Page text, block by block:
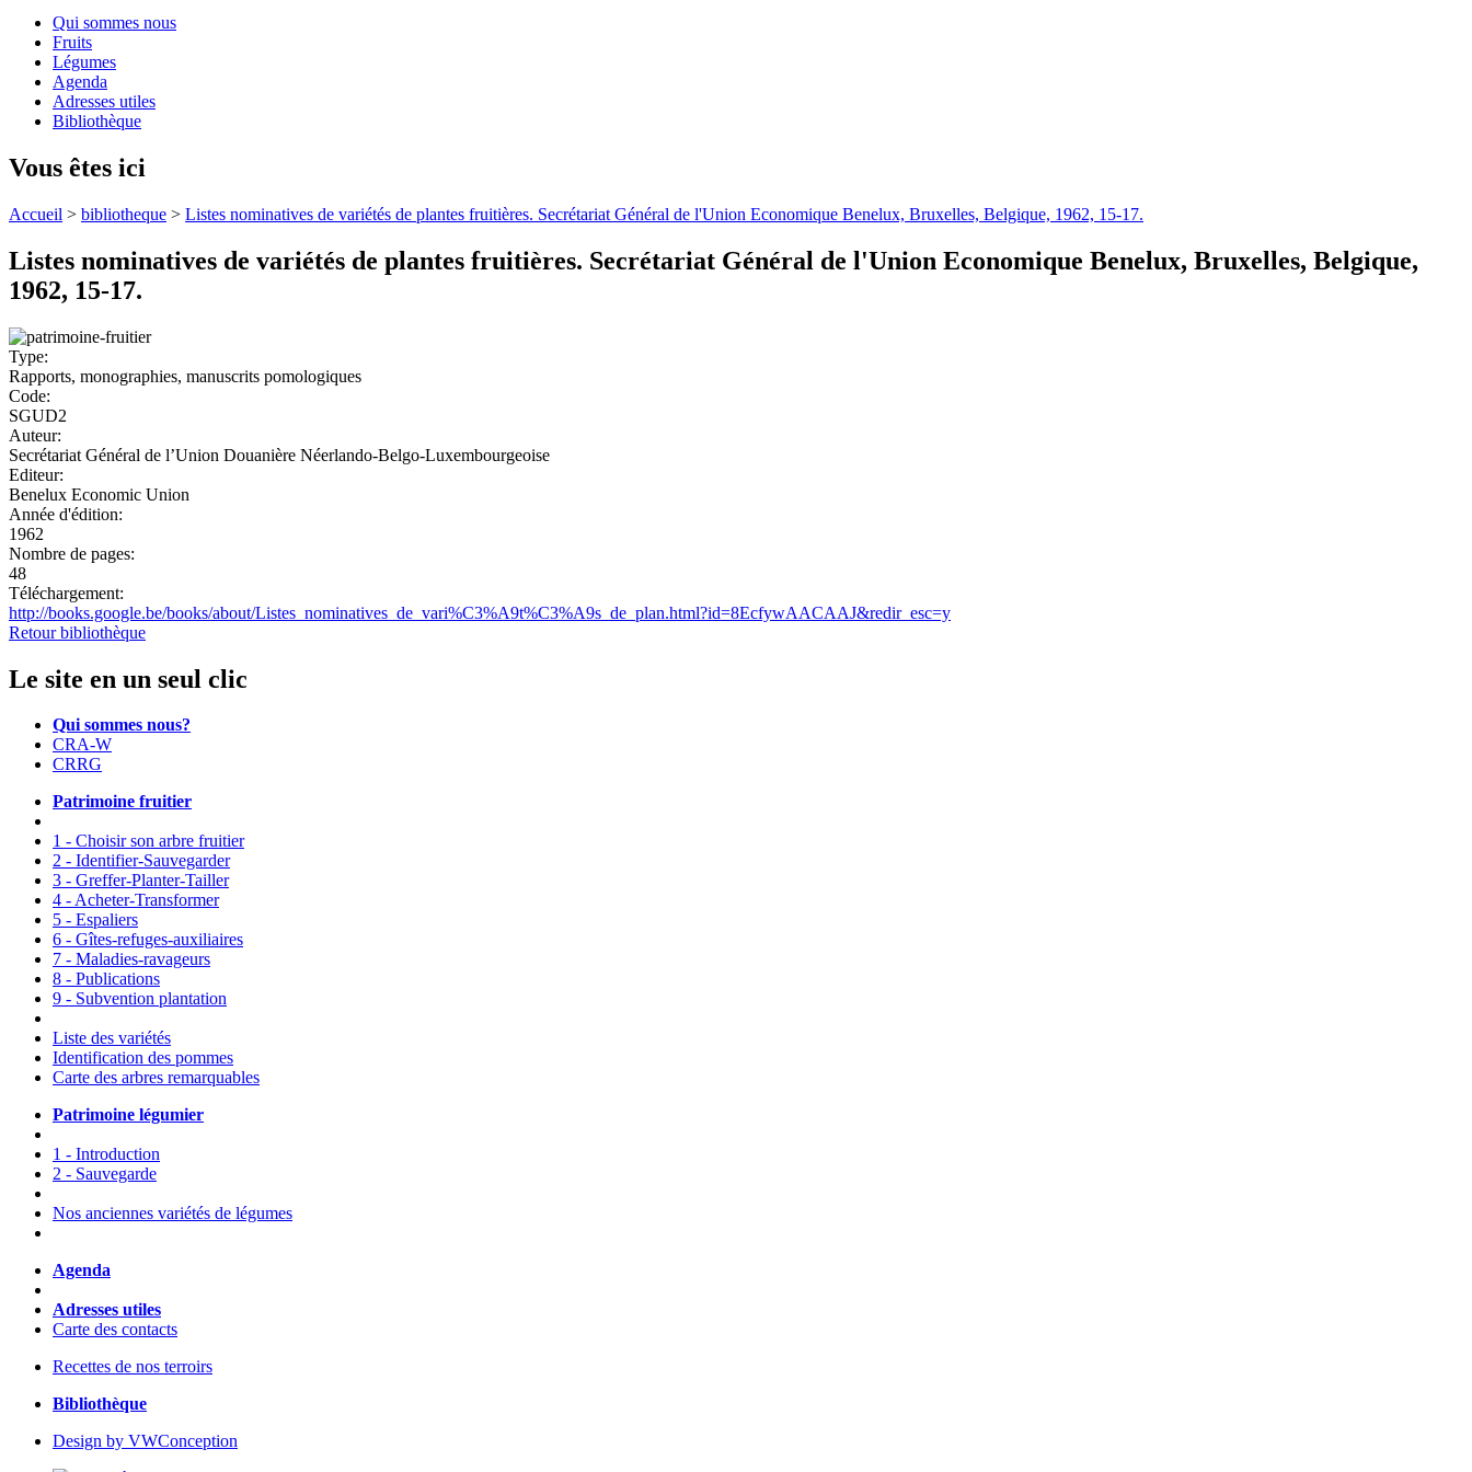
Qui sommes nous
Fruits
Légumes
Agenda
Adresses utiles
Bibliothèque
Vous êtes ici
Accueil > bibliotheque > Listes nominatives de variétés de plantes fruitières. Secrétariat Général de l'Union Economique Benelux, Bruxelles, Belgique, 1962, 15-17.
Listes nominatives de variétés de plantes fruitières. Secrétariat Général de l'Union Economique Benelux, Bruxelles, Belgique,
1962, 15-17.
Type:
Rapports, monographies, manuscrits pomologiques
Code:
SGUD2
Auteur:
Secrétariat Général de l’Union Douanière Néerlando-Belgo-Luxembourgeoise
Editeur:
Benelux Economic Union
Année d'édition:
1962
Nombre de pages:
48
Téléchargement:
http://books.google.be/books/about/Listes_nominatives_de_vari%C3%A9t%C3%A9s_de_plan.html?id=8EcfywAACAAJ&redir_esc=y
Retour bibliothèque
Le site en un seul clic
Qui sommes nous?
CRA-W
CRRG
Patrimoine fruitier
1 - Choisir son arbre fruitier
2 - Identifier-Sauvegarder
3 - Greffer-Planter-Tailler
4 - Acheter-Transformer
5 - Espaliers
6 - Gîtes-refuges-auxiliaires
7 - Maladies-ravageurs
8 - Publications
9 - Subvention plantation
Liste des variétés
Identification des pommes
Carte des arbres remarquables
Patrimoine légumier
1 - Introduction
2 - Sauvegarde
Nos anciennes variétés de légumes
Agenda
Adresses utiles
Carte des contacts
Recettes de nos terroirs
Bibliothèque
Design by VWConception